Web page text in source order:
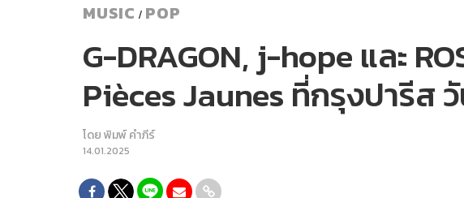
MUSIC / POP
G-DRAGON, j-hope และ
Pièces Jaunes ที่กรุงปารีส
โดยพิมพ์ คำภีร์
14.01.2025